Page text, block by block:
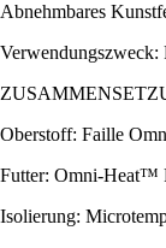
Abnehmbares
Verwendungszweck:
Oberstoff: Faille
Futter: Omni-Heat™
Isolierung: